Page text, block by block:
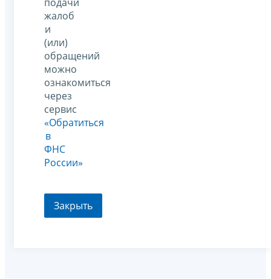
жалоб
и
(или)
обращений
можно
ознакомиться
через
сервис
«Обратиться
в
ФНС
России»
Закрыть